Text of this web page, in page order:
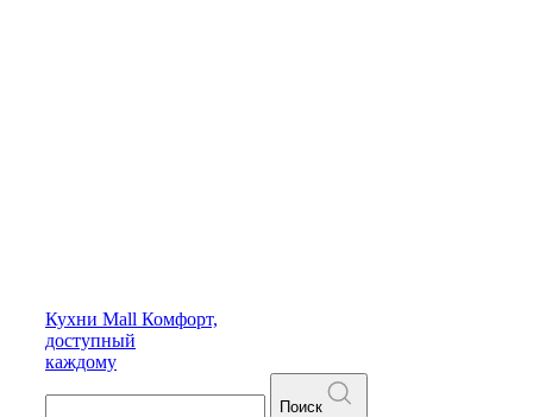
Кухни Mall Комфорт,
доступный
каждому
Поиск